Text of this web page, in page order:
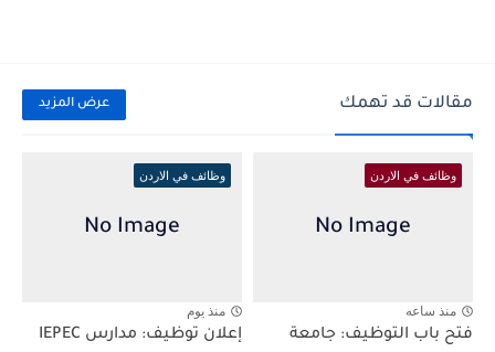
مقالات قد تهمك عرض المزيد
وظائف في الاردن
منذ ساعه
فتح باب التوظيف: جامعة
وظائف في الاردن
منذ يوم
إعلان توظيف: مدارس IEPEC